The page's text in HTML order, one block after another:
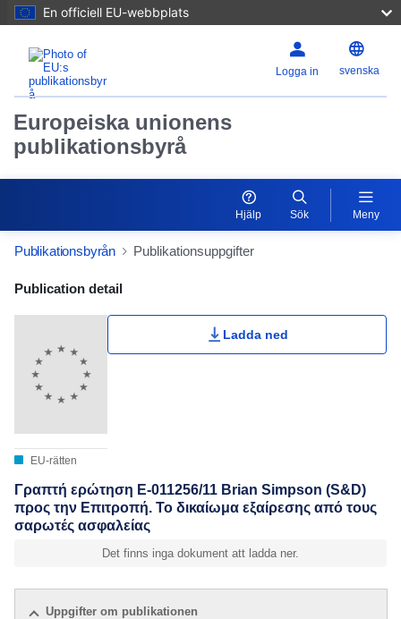
En officiell EU-webbplats
Logga in svenska
Europeiska unionens
publikationsbyrå
Hjälp Sök Meny
Publikationsbyrån Publikationsuppgifter
Publication Detail Actions Portlet
Publication detail
EU-rätten
Ladda ned
Γραπτή ερώτηση E-011256/11 Brian Simpson (S&D)
προς την Επιτροπή. Το δικαίωμα εξαίρεσης από τους
σαρωτές ασφαλείας
Det finns inga dokument att ladda ner.
Uppgifter om publikationen